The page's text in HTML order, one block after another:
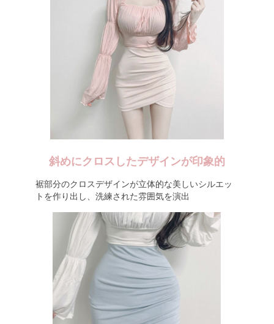
斜めにクロスしたデザインが印象的
裾部分のクロスデザインが立体的な美しいシルエッ
トを作り出し、洗練された雰囲気を演出